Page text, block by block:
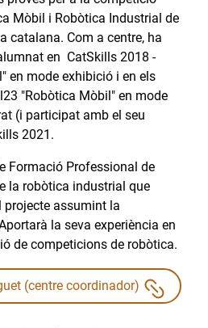
Mòbil i Robòtica Industrial de
catalana. Com a centre, ha
en CatSkills 2018 -
en mode exhibició i en els
"Robòtica Mòbil" en mode
(i participat amb el seu
2021.
Formació Professional de
la robòtica industrial que
projecte assumint la
la seva experiència en
de competicions de robòtica.
(centre coordinador)